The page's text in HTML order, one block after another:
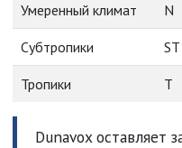
Умеренный климат N
Субтропики ST
Тропики T
Dunavox оставляет